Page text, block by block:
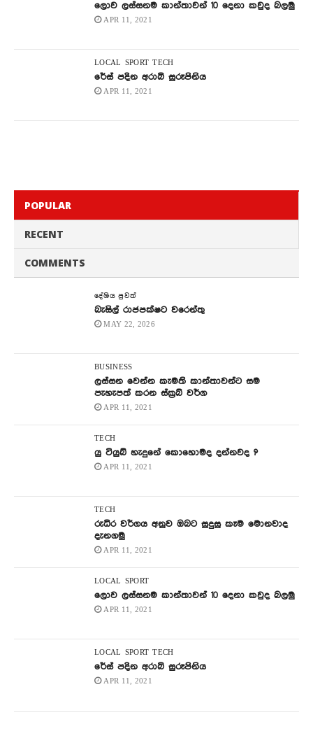
ලොව ලස්සනම කාන්තාවන් 10 දෙනා කවුද බලමු
APR 11, 2021
LOCAL SPORT TECH
රේස් පදින අරාබි සුරූපිනිය
APR 11, 2021
POPULAR
RECENT
COMMENTS
දේශිය පුවත්
බැසිල් රාජපක්ෂට වරෙන්තු
MAY 22, 2026
BUSINESS
ලස්සන වෙන්න කැමති කාන්තාවන්ට සම
පැහැපත් කරන ස්ක්‍රබ් වර්ග
APR 11, 2021
TECH
යු ටියුබ් හැදුනේ කොහොමද දන්නවද ?
APR 11, 2021
TECH
රුධිර වර්ගය අනුව ඔබට සුදුසු කෑම මොනවාද
දැනගමු
APR 11, 2021
LOCAL SPORT
ලොව ලස්සනම කාන්තාවන් 10 දෙනා කවුද බලමු
APR 11, 2021
LOCAL SPORT TECH
රේස් පදින අරාබි සුරූපිනිය
APR 11, 2021